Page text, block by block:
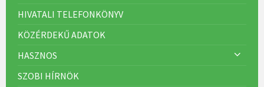
HIVATALI TELEFONKÖNYV
KÖZÉRDEKŰ ADATOK
HASZNOS
SZOBI HÍRNÖK